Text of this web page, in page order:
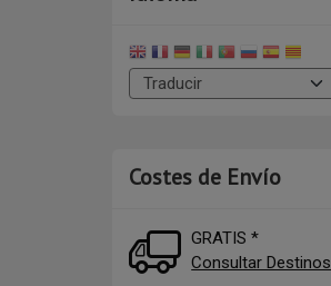
Costes de Envío
GRATIS *
Consultar Destinos